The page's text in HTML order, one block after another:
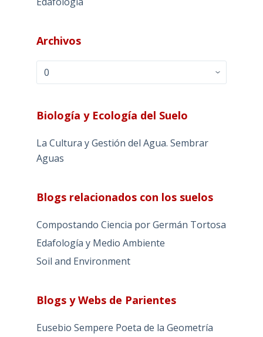
Archivos
Archivos
Biología y Ecología del Suelo
La Cultura y Gestión del Agua. Sembrar
Aguas
Blogs relacionados con los suelos
Compostando Ciencia por Germán Tortosa
Edafología y Medio Ambiente
Soil and Environment
Blogs y Webs de Parientes
Eusebio Sempere Poeta de la Geometría